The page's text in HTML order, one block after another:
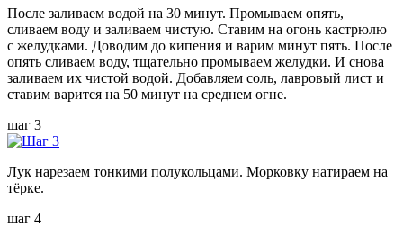
После заливаем водой на 30 минут. Промываем опять,
сливаем воду и заливаем чистую. Ставим на огонь кастрюлю
с желудками. Доводим до кипения и варим минут пять. После
опять сливаем воду, тщательно промываем желудки. И снова
заливаем их чистой водой. Добавляем соль, лавровый лист и
ставим варится на 50 минут на среднем огне.
шаг 3
Лук нарезаем тонкими полукольцами. Морковку натираем на
тёрке.
шаг 4